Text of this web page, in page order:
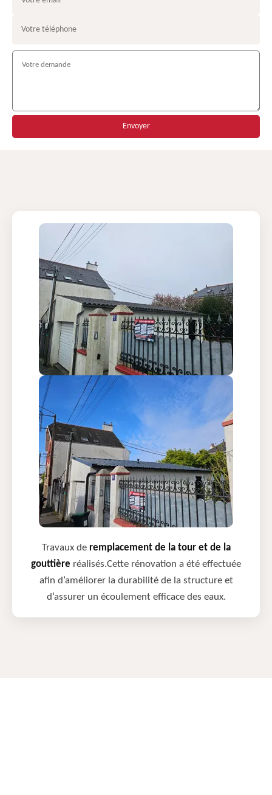
Travaux de remplacement de la tour et de la
gouttière réalisés.Cette rénovation a été effectuée
afin d’améliorer la durabilité de la structure et
d’assurer un écoulement efficace des eaux.